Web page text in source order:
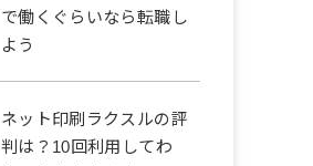
で働くぐらいなら転職し
よう
ネット印刷ラクスルの評
判は？10回利用してわ